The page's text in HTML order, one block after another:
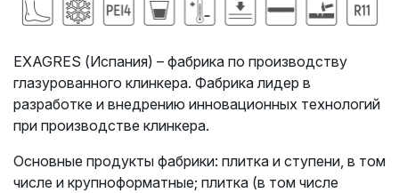
EXAGRES (Испания) – фабрика по производству
глазурованного клинкера. Фабрика лидер в
разработке и внедрению инновационных технологий
при производстве клинкера.
Основные продукты фабрики: плитка и ступени, в том
числе и крупноформатные; плитка (в том числе